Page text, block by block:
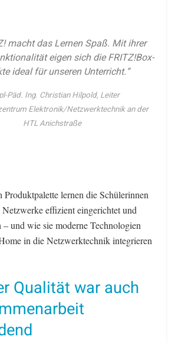
macht das Lernen Spaß. Mit ihrer
eigen sich die FRITZ!Box-
ideal für unseren Unterricht.“
Päd. Ing. Christian Hilpold, Leiter
Elektronik/Netzwerktechnik an der
HTL Anichstraße
Produktpalette lernen die Schülerinnen
effizient eingerichtet und
und wie sie moderne Technologien
in die Netzwerktechnik integrieren
Qualität war auch